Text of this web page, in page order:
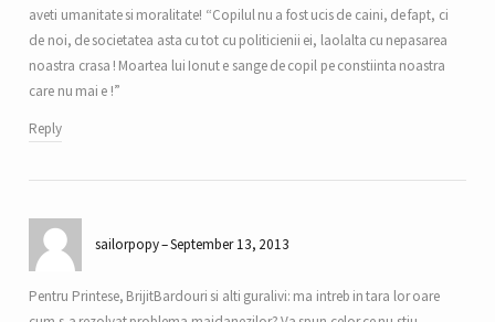
aveti umanitate si moralitate! “Copilul nu a fost ucis de caini, de fapt, ci
de noi, de societatea asta cu tot cu politicienii ei, laolalta cu nepasarea
noastra crasa ! Moartea lui Ionut e sange de copil pe constiinta noastra
care nu mai e !”
Reply
sailorpopy September 13, 2013
Pentru Printese, BrijitBardouri si alti guralivi: ma intreb in tara lor oare